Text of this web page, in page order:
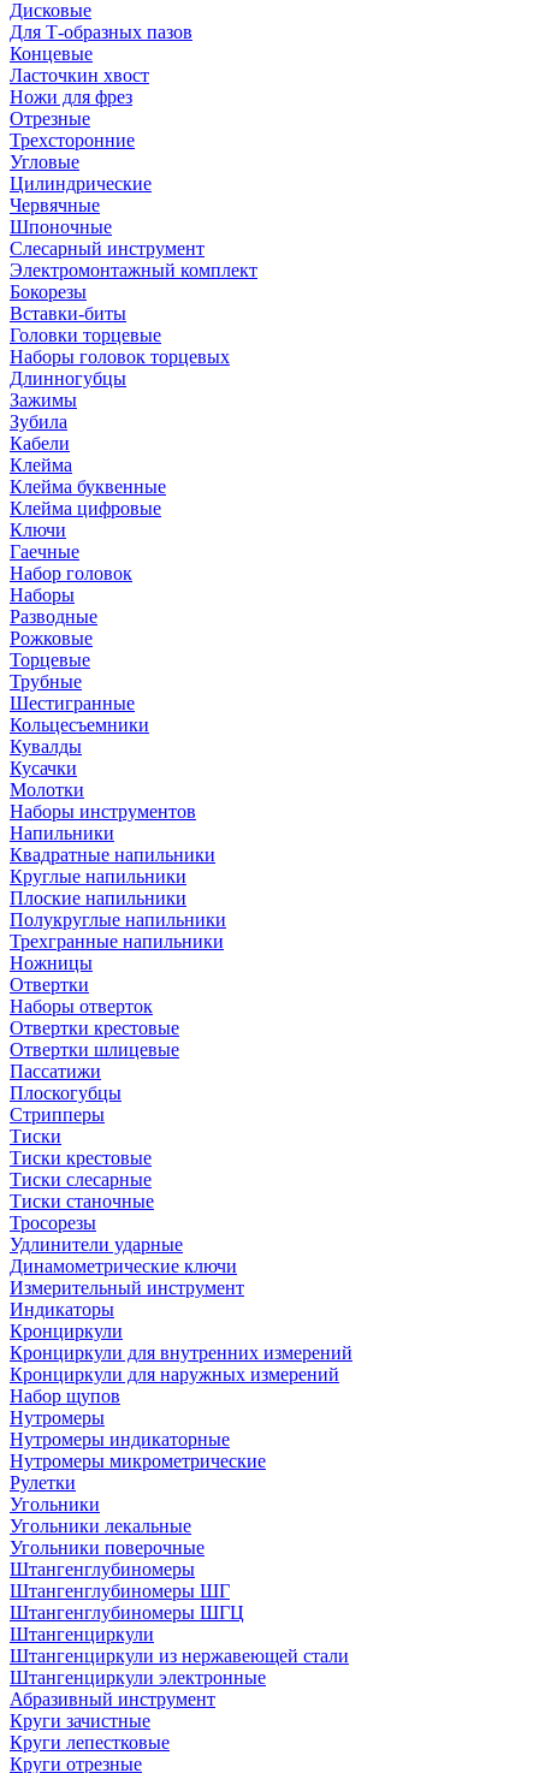
Дисковые
Для Т-образных пазов
Концевые
Ласточкин хвост
Ножи для фрез
Отрезные
Трехсторонние
Угловые
Цилиндрические
Червячные
Шпоночные
Слесарный инструмент
Электромонтажный комплект
Бокорезы
Вставки-биты
Головки торцевые
Наборы головок торцевых
Длинногубцы
Зажимы
Зубила
Кабели
Клейма
Клейма буквенные
Клейма цифровые
Ключи
Гаечные
Набор головок
Наборы
Разводные
Рожковые
Торцевые
Трубные
Шестигранные
Кольцесъемники
Кувалды
Кусачки
Молотки
Наборы инструментов
Напильники
Квадратные напильники
Круглые напильники
Плоские напильники
Полукруглые напильники
Трехгранные напильники
Ножницы
Отвертки
Наборы отверток
Отвертки крестовые
Отвертки шлицевые
Пассатижи
Плоскогубцы
Стрипперы
Тиски
Тиски крестовые
Тиски слесарные
Тиски станочные
Тросорезы
Удлинители ударные
Динамометрические ключи
Измерительный инструмент
Индикаторы
Кронциркули
Кронциркули для внутренних измерений
Кронциркули для наружных измерений
Набор щупов
Нутромеры
Нутромеры индикаторные
Нутромеры микрометрические
Рулетки
Угольники
Угольники лекальные
Угольники поверочные
Штангенглубиномеры
Штангенглубиномеры ШГ
Штангенглубиномеры ШГЦ
Штангенциркули
Штангенциркули из нержавеющей стали
Штангенциркули электронные
Абразивный инструмент
Круги зачистные
Круги лепестковые
Круги отрезные